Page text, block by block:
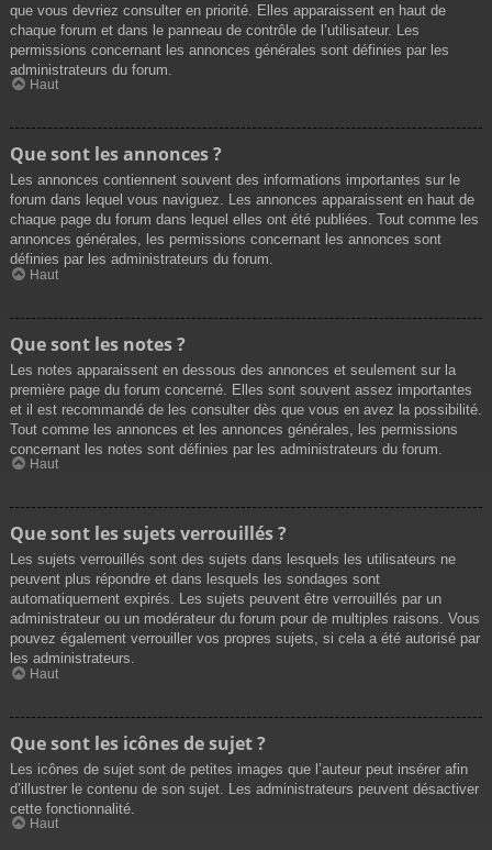
que vous devriez consulter en priorité. Elles apparaissent en haut de
chaque forum et dans le panneau de contrôle de l’utilisateur. Les
permissions concernant les annonces générales sont définies par les
administrateurs du forum.
Haut
Que sont les annonces ?
Les annonces contiennent souvent des informations importantes sur le
forum dans lequel vous naviguez. Les annonces apparaissent en haut de
chaque page du forum dans lequel elles ont été publiées. Tout comme les
annonces générales, les permissions concernant les annonces sont
définies par les administrateurs du forum.
Haut
Que sont les notes ?
Les notes apparaissent en dessous des annonces et seulement sur la
première page du forum concerné. Elles sont souvent assez importantes
et il est recommandé de les consulter dès que vous en avez la possibilité.
Tout comme les annonces et les annonces générales, les permissions
concernant les notes sont définies par les administrateurs du forum.
Haut
Que sont les sujets verrouillés ?
Les sujets verrouillés sont des sujets dans lesquels les utilisateurs ne
peuvent plus répondre et dans lesquels les sondages sont
automatiquement expirés. Les sujets peuvent être verrouillés par un
administrateur ou un modérateur du forum pour de multiples raisons. Vous
pouvez également verrouiller vos propres sujets, si cela a été autorisé par
les administrateurs.
Haut
Que sont les icônes de sujet ?
Les icônes de sujet sont de petites images que l’auteur peut insérer afin
d’illustrer le contenu de son sujet. Les administrateurs peuvent désactiver
cette fonctionnalité.
Haut